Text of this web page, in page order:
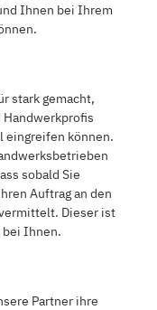
Ihnen bei Ihrem
stark gemacht,
Handwerkprofis
eingreifen können.
sobald Sie
Auftrag an den
Dieser ist
bei Ihnen.
Partner ihre